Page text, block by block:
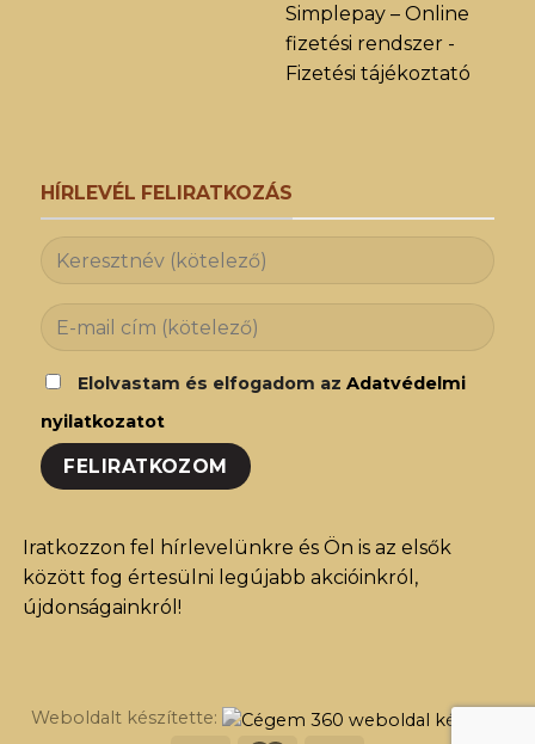
Simplepay – Online
fizetési rendszer -
Fizetési tájékoztató
HÍRLEVÉL FELIRATKOZÁS
Elolvastam és elfogadom az Adatvédelmi
nyilatkozatot
Iratkozzon fel hírlevelünkre és Ön is az elsők
között fog értesülni legújabb akcióinkról,
újdonságainkról!
Weboldalt készítette: